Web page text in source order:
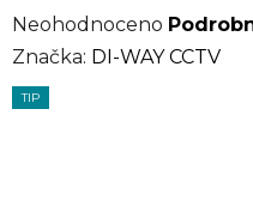
Průměrné
hodnocení
produktu
Neohodnoceno
Značka: DI-WAY CCTV
TIP